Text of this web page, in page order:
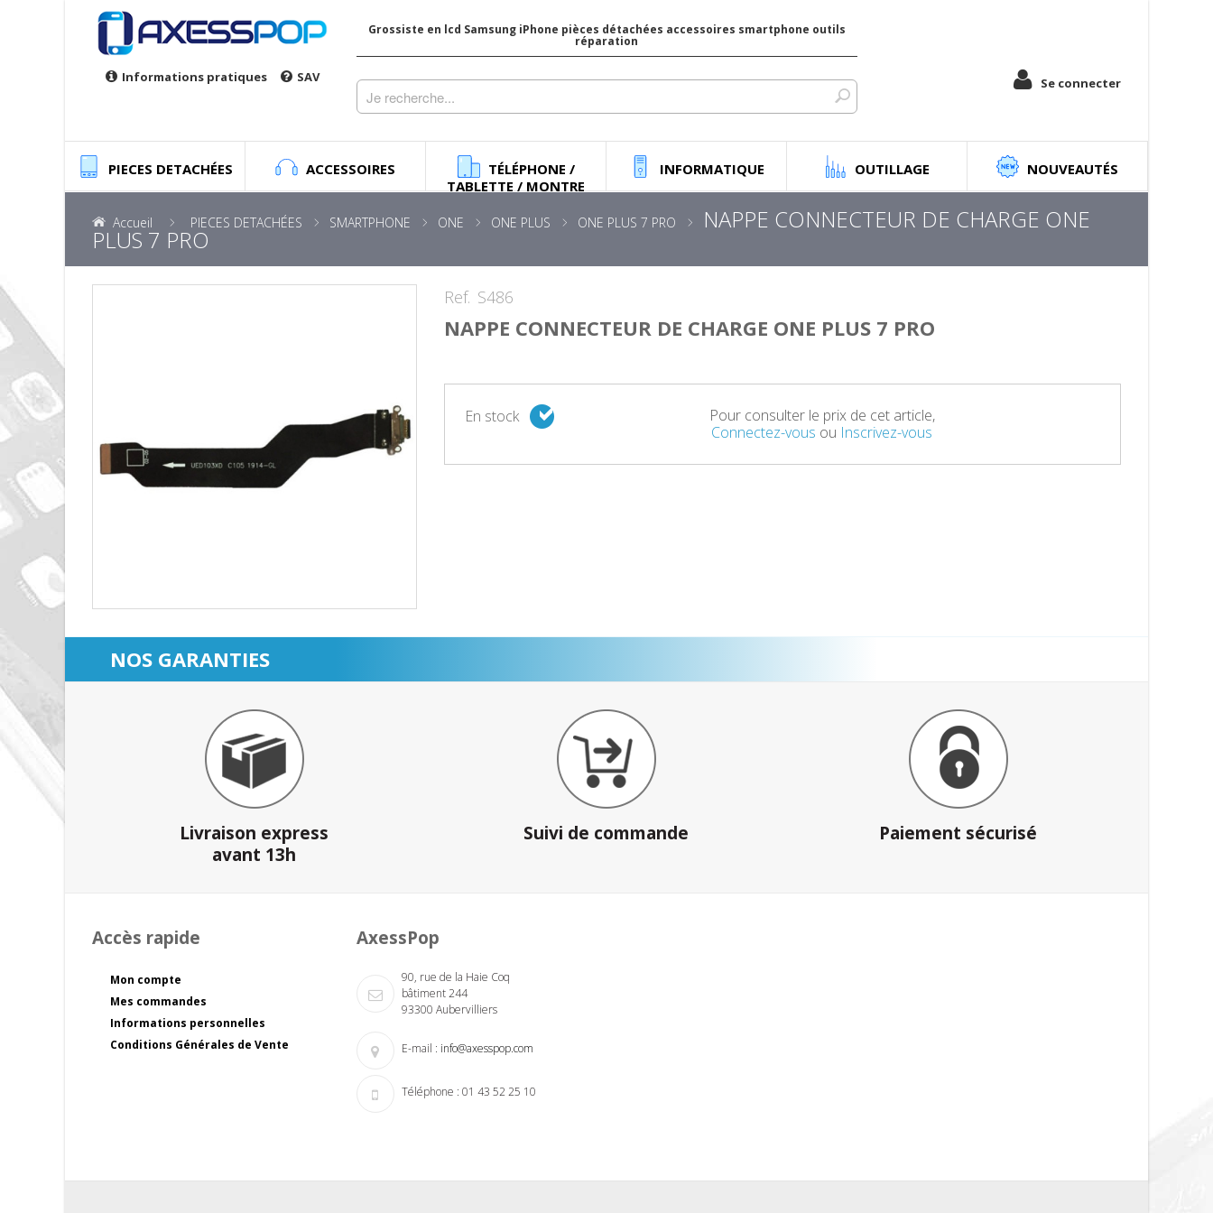
Informations pratiques SAV
Grossiste en lcd Samsung iPhone pièces détachées accessoires smartphone outils
réparation
Se connecter
PIECES DETACHÉES ACCESSOIRES
TÉLÉPHONE /
TABLETTE / MONTRE
INFORMATIQUE OUTILLAGE NOUVEAUTÉS
Accueil PIECES DETACHÉES SMARTPHONE ONE ONE PLUS ONE PLUS 7 PRO NAPPE CONNECTEUR DE CHARGE ONE
PLUS 7 PRO
Ref. S486
NAPPE CONNECTEUR DE CHARGE ONE PLUS 7 PRO
En stock
Pour consulter le prix de cet article,
Connectez-vous ou Inscrivez-vous
NOS GARANTIES
Livraison express
avant 13h
Suivi de commande Paiement sécurisé
Accès rapide
Mon compte
Mes commandes
Informations personnelles
Conditions Générales de Vente
AxessPop
90, rue de la Haie Coq
bâtiment 244
93300 Aubervilliers
E-mail : info@axesspop.com
Téléphone : 01 43 52 25 10